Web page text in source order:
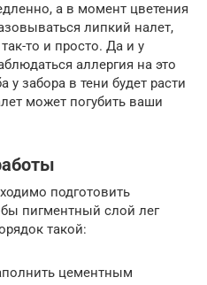
а в момент цветения
липкий налет,
то и просто. Да и у
аллергия на это
у забора в тени будет расти
может погубить ваши
подготовить
пигментный слой лег
такой:
цементным